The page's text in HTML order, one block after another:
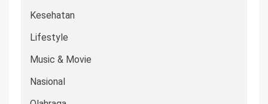
Kesehatan
Lifestyle
Music & Movie
Nasional